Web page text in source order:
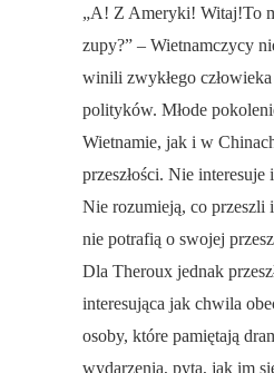
„A! Z Ameryki! Witaj!To
zupy?” – Wietnamczycy
winili zwykłego
polityków. Młode
Wietnamie, jak i w
przeszłości. Nie
Nie rozumieją, co przeszli
nie potrafią o swojej
Dla Theroux jednak
interesująca jak chwila
osoby, które pamiętają
wydarzenia, pyta, jak im